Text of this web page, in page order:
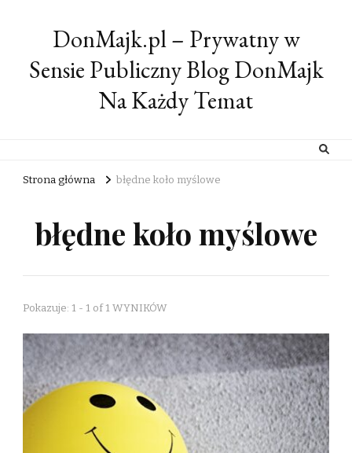
DonMajk.pl – Prywatny w
Sensie Publiczny Blog DonMajk
Na Każdy Temat
Strona główna błędne koło myślowe
błędne koło myślowe
Pokazuje: 1 - 1 of 1 WYNIKÓW